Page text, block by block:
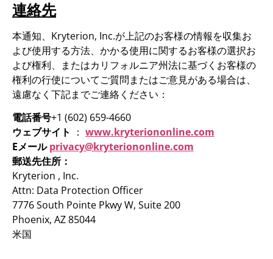
連絡先
本通知、Kryterion, Inc.が上記のお客様の情報を収集お
よび使用する方法、かかる使用に関するお客様の選択お
よび権利、またはカリフォルニア州法に基づくお客様の
権利の行使についてご質問またはご意見がある場合は、
遠慮なく下記までご連絡ください：
電話番号+1 (602) 659-4660
ウェブサイト
： www.kryteriononline.com
Eメールprivacy@kryteriononline.com
郵送先住所：
Kryterion , Inc.
Attn: Data Protection Officer
7776 South Pointe Pkwy W, Suite 200
Phoenix, AZ 85044
米国